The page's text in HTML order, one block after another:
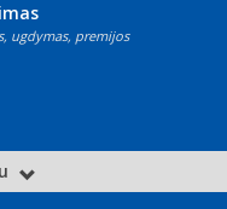
ugdymas, premijos